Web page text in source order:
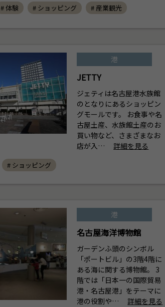
# 体験 # ショッピング # 産業観光
港
JETTY
ジェティは名古屋港水族館
のとなりにあるショッピン
グモールです。 お食事や名
古屋土産、水族館土産のお
買い物など、さまざまなお
店が入…
詳細を見る
# ショッピング
港
名古屋海洋博物館
ガーデンふ頭のシンボル
「ポートビル」の3階4階に
ある海に関する博物館。 3
階では「日本一の国際貿易
港・名古屋港」をテーマに
港の役割や…
詳細を見る